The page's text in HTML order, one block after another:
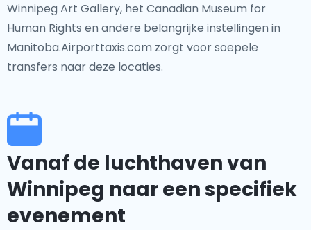
Winnipeg Art Gallery, het Canadian Museum for
Human Rights en andere belangrijke instellingen in
Manitoba.Airporttaxis.com zorgt voor soepele
transfers naar deze locaties.
Vanaf de luchthaven van
Winnipeg naar een specifiek
evenement